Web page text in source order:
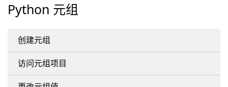
Python 元组
创建元组
访问元组项目